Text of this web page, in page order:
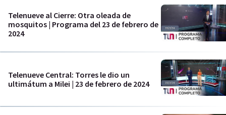
Telenueve al Cierre: Otra oleada de
mosquitos | Programa del 23 de febrero de
2024
Telenueve Central: Torres le dio un
ultimátum a Milei | 23 de febrero de 2024